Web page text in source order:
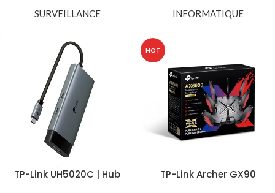
SURVEILLANCE
Ticket 80mm Original
INFORMATIQUE
TP-Link UH5020C | Hub
HOT
TP-Link Archer GX90